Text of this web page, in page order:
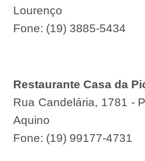
Lourenço
Fone: (19) 3885-5434
Restaurante Casa da
Rua Candelária, 1781 -
Aquino
Fone: (19) 99177-4731